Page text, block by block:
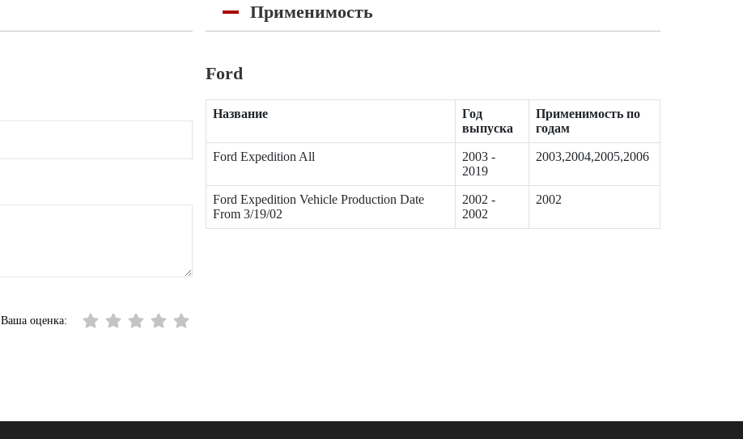
Ваша оценка:
Применимость
Ford
Название
Год
выпуска
Применимость по
годам
Ford Expedition All
2003 -
2019
2003,2004,2005,2006
Ford Expedition Vehicle Production Date
From 3/19/02
2002 -
2002
2002